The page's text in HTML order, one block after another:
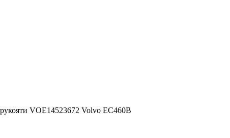
VOE14523672 Volvo EC460B